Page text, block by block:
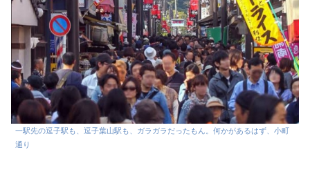
一駅先の逗子駅も、逗子葉山駅も、ガラガラだったもん。何かがあるはず、小町
通り